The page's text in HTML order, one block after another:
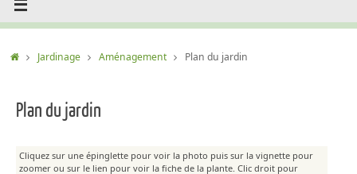
AccueilJardinage Aménagement Plan du jardin
Plan du jardin
Cliquez sur une épinglette pour voir la photo puis sur la vignette pour
zoomer ou sur le lien pour voir la fiche de la plante. Clic droit pour